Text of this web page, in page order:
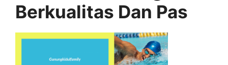
Berkualitas Dan Pas